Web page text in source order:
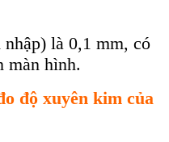
là 0,1 mm, có
màn hình.
độ xuyên kim của